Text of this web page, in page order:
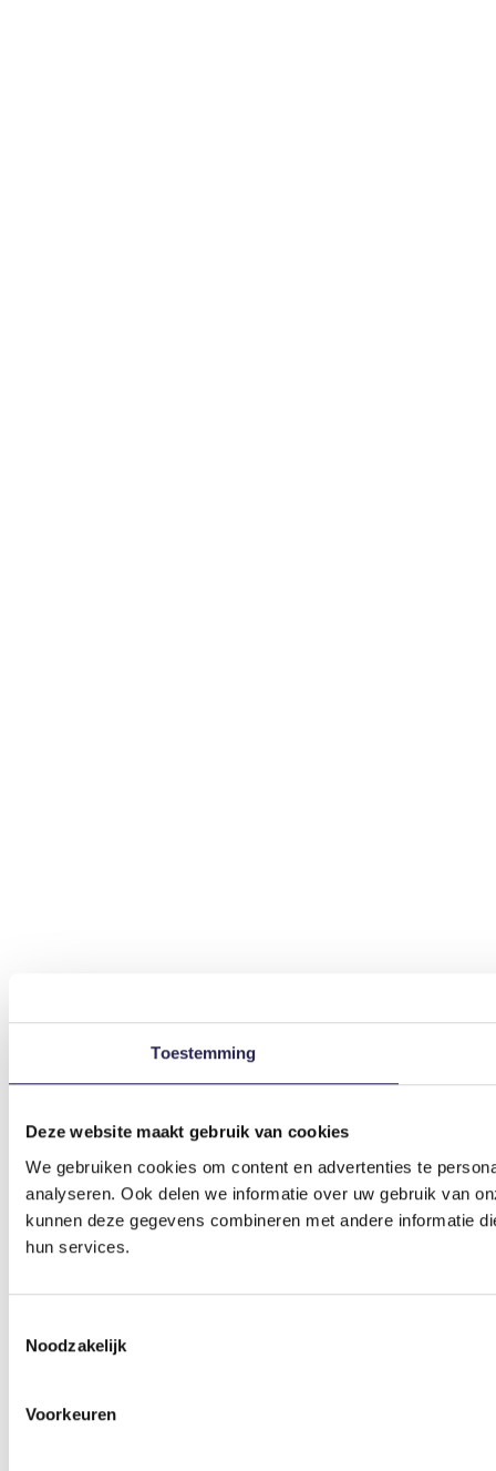
Toestemming
Deze website maakt gebruik van cookies
We gebruiken cookies om content en advertenties te
analyseren. Ook delen we informatie over uw gebruik van
kunnen deze gegevens combineren met andere informatie
hun services.
Noodzakelijk
Voorkeuren